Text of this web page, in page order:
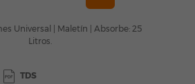
Universal | Maletín | Absorbe: 25
Litros.
TDS